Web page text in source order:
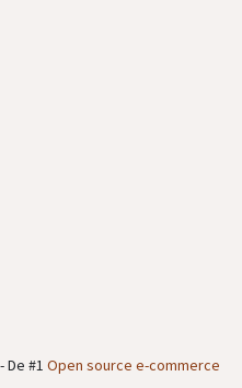
- De #1 Open source e-commerce